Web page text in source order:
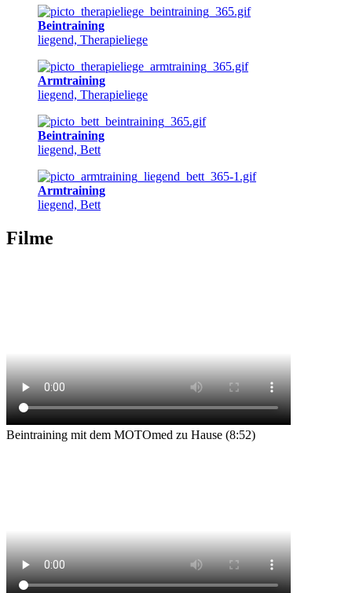
Beintraining
liegend, Therapieliege
Armtraining
liegend, Therapieliege
Beintraining
liegend, Bett
Armtraining
liegend, Bett
Filme
Beintraining mit dem MOTOmed zu Hause (8:52)